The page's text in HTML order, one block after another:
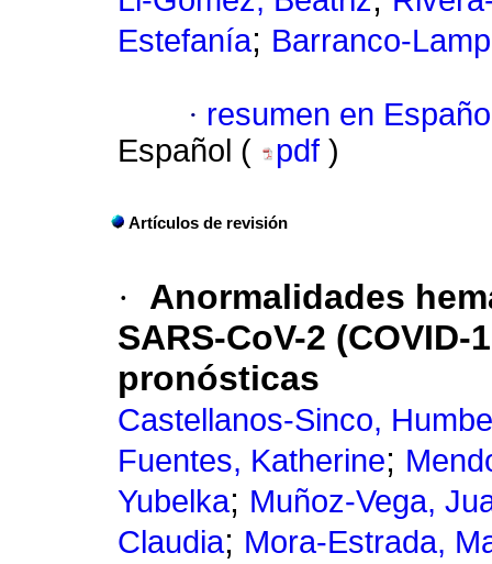
Estefanía; Barranco-
· resumen en
Español (
pdf )
Artículos de revisión
·
Anormalidades
SARS-CoV-2
pronósticas
Castellanos-Sinco,
Fuentes, Katherine;
Yubelka; Muñoz-Vega,
Claudia; Mora-Estrada,